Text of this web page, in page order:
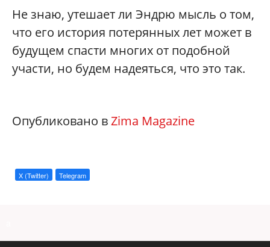
Не знаю, утешает ли Эндрю мысль о том,
что его история потерянных лет может в
будущем спасти многих от подобной
участи, но будем надеяться, что это так.
Опубликовано вZima Magazine
X (Twitter) Telegram